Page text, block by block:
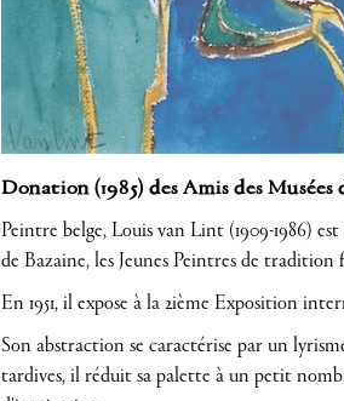
Donation (1985) des Amis des
Peintre belge, Louis van Lint (1909-1986)
de Bazaine, les Jeunes Peintres de tradition
En 1951, il expose à la 2ième Exposition
Son abstraction se caractérise par un
tardives, il réduit sa palette à un petit